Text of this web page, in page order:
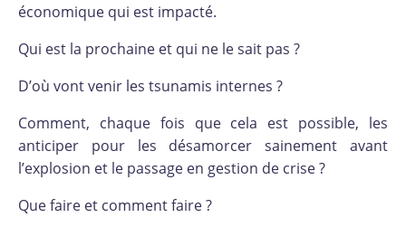
économique qui est impacté.
Qui est la prochaine et qui ne le sait pas ?
D’où vont venir les tsunamis internes ?
Comment, chaque fois que cela est possible, les
anticiper pour les désamorcer sainement avant
l’explosion et le passage en gestion de crise ?
Que faire et comment faire ?